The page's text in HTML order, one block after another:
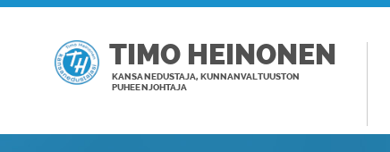
TIMO HEINONEN
KANSANEDUSTAJA, KUNNANVALTUUSTON
PUHEENJOHTAJA